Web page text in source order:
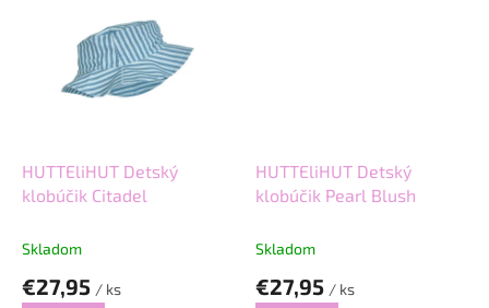
HUTTEliHUT Detský
klobúčik Citadel
Skladom
€27,95 / ks
HUTTEliHUT Detský
klobúčik Pearl Blush
Skladom
€27,95 / ks